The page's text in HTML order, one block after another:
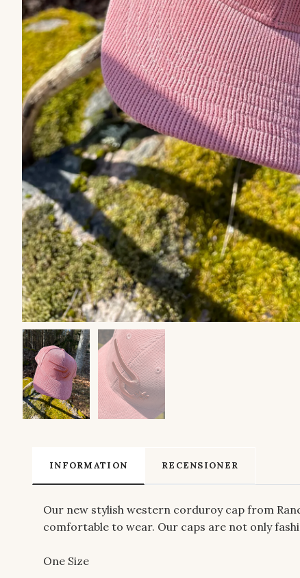
INFORMATION RECENSIONER
Our new stylish western corduroy cap from
comfortable to wear. Our caps are not only
One Size